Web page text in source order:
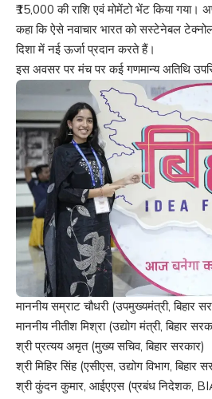
₹15,000 की राशि एवं मोमेंटो भेंट किया गया।
कहा कि ऐसे नवाचार भारत को सस्टेनेबल
दिशा में नई ऊर्जा प्रदान करते हैं।
इस अवसर पर मंच पर कई गणमान्य अतिथि
माननीय सम्राट चौधरी (उपमुख्यमंत्री, बिहार
माननीय नीतीश मिश्रा (उद्योग मंत्री, बिहार
श्री प्रत्यय अमृत (मुख्य सचिव, बिहार सरकार)
श्री मिहिर सिंह (एसीएस, उद्योग विभाग, बिहार
श्री कुंदन कुमार, आईएएस (प्रबंध निदेशक,